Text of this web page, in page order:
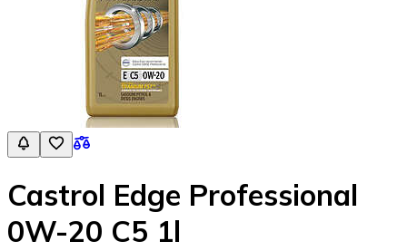
Castrol Edge Professional
0W-20 C5 1l